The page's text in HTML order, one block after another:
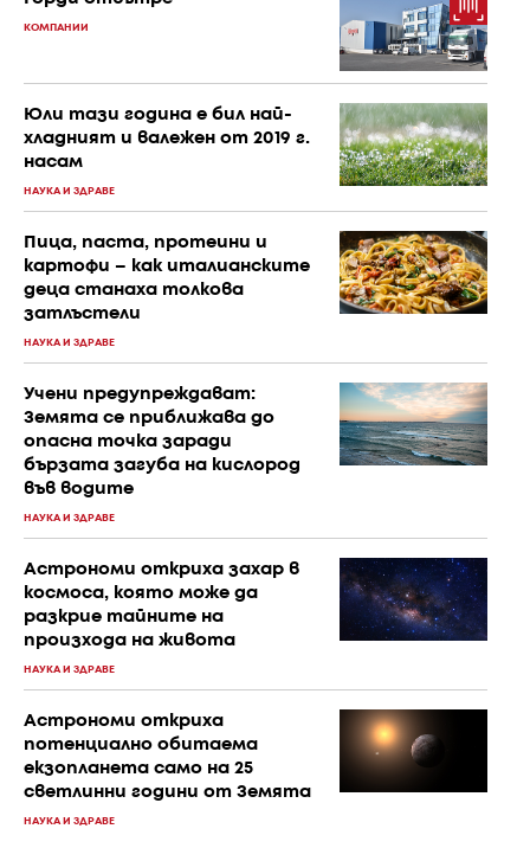
КОМПАНИИ
Юли тази година е бил най-
хладният и валежен от 2019 г.
насам
НАУКА И ЗДРАВЕ
Пица, паста, протеини и
картофи – как италианските
деца станаха толкова
затлъстели
НАУКА И ЗДРАВЕ
Учени предупреждават:
Земята се приближава до
опасна точка заради
бързата загуба на кислород
във водите
НАУКА И ЗДРАВЕ
Астрономи откриха захар в
космоса, която може да
разкрие тайните на
произхода на живота
НАУКА И ЗДРАВЕ
Астрономи откриха
потенциално обитаема
екзопланета само на 25
светлинни години от Земята
НАУКА И ЗДРАВЕ